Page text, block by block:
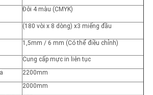
Đôi 4 màu (CMYK)
(180 vòi x 8 dòng) x3 miếng đầu
1,5mm / 6 mm (Có thể điều chỉnh)
Cung cấp mực in liên tục
2200mm
2000mm